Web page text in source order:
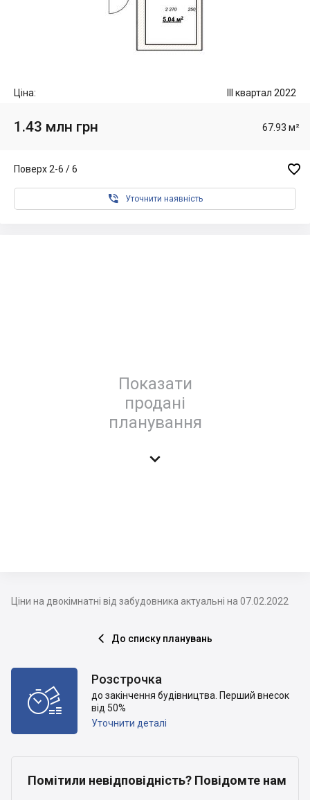
Ціна: III квартал 2022
1.43 млн грн 67.93 м²
Поверх 2-6 / 6 
 Уточнити наявність
Показати
продані
планування

Ціни на двокімнатні від забудовника актуальні на 07.02.2022
 До списку планувань

Розстрочка
до закінчення будівництва. Перший внесок
від 50%
Уточнити деталі
Помітили невідповідність? Повідомте нам